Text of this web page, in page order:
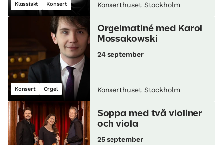
Klassiskt Konsert Konserthuset Stockholm
Konsert Orgel
Orgelmatiné med Karol
Mossakowski
24 september
Konserthuset Stockholm
Soppa med två violiner
och viola
25 september